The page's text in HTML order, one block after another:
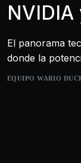
NVIDIA
El panorama
donde la
EQUIPO WARIO